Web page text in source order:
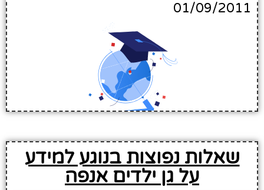
01/09/2011
שאלות נפוצות בנוגע למידע
על גן ילדים אנפה